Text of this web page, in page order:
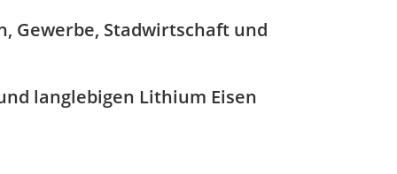
Gewerbe, Stadwirtschaft und
langlebigen Lithium Eisen